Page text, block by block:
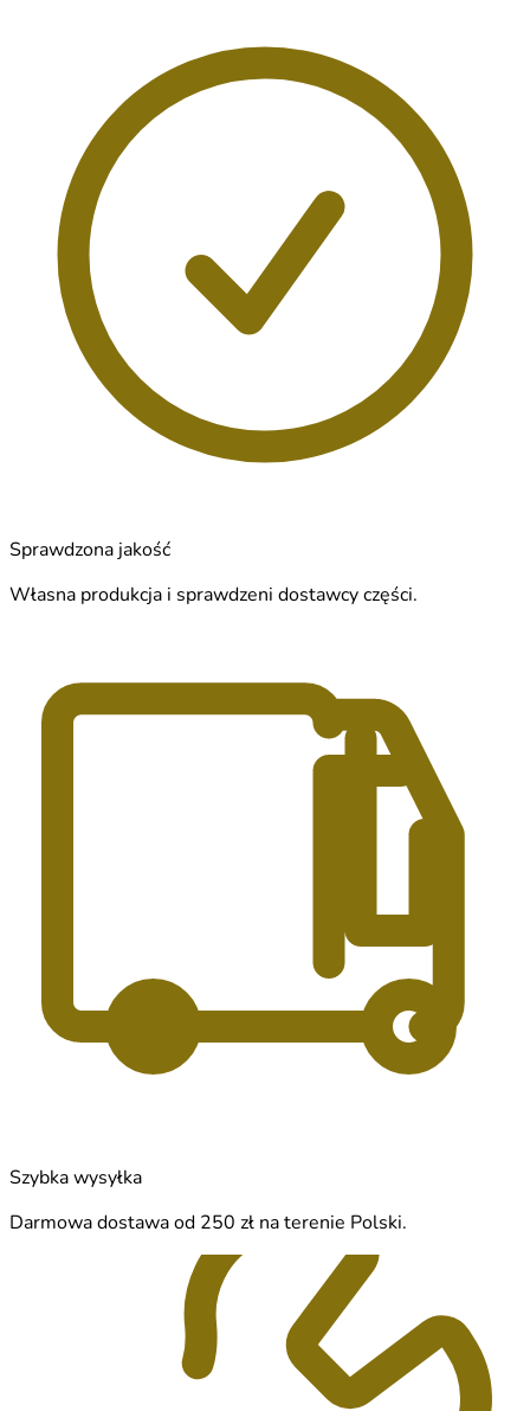
Sprawdzona jakość
Własna produkcja i sprawdzeni dostawcy części.
Szybka wysyłka
Darmowa dostawa od 250 zł na terenie Polski.